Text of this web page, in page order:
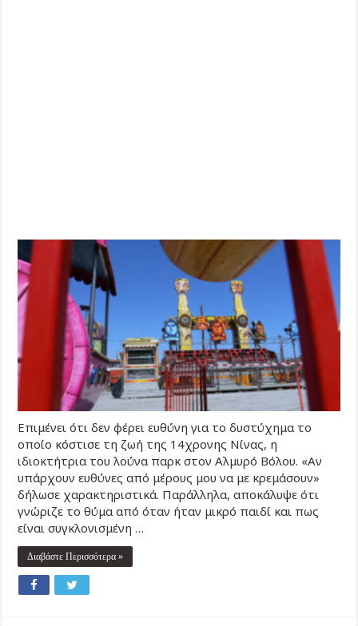
Επιμένει ότι δεν φέρει ευθύνη για το δυστύχημα το
οποίο κόστισε τη ζωή της 14χρονης Νίνας, η
ιδιοκτήτρια του λούνα παρκ στον Αλμυρό Βόλου. «Αν
υπάρχουν ευθύνες από μέρους μου να με κρεμάσουν»
δήλωσε χαρακτηριστικά. Παράλληλα, αποκάλυψε ότι
γνώριζε το θύμα από όταν ήταν μικρό παιδί και πως
είναι συγκλονισμένη …
Διαβάστε Περισσότερα »